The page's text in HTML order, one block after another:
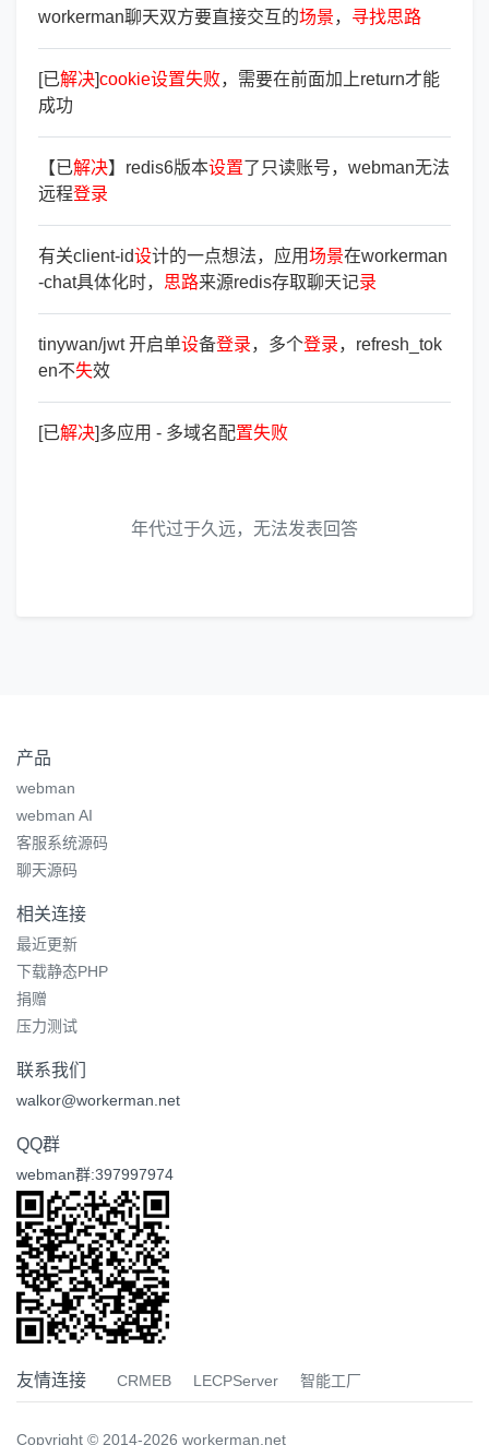
workerman聊天双方要直接交互的场景， 寻找思路
[已解决]cookie设置失败，需要在前面加上return才能
成功
【已解决】redis6版本设置了只读账号，webman无法
远程登录
有关client-id设计的一点想法，应用场景在workerman
-chat具体化时， 思路来源redis存取聊天记录
tinywan/jwt 开启单设备登录，多个登录，refresh_tok
en不失效
[已解决]多应用 - 多域名配置失败
年代过于久远，无法发表回答
产品
webman
webman AI
客服系统源码
聊天源码
相关连接
最近更新
下载静态PHP
捐赠
压力测试
联系我们
walkor@workerman.net
QQ群
webman群:397997974
友情连接 CRMEB LECPServer 智能工厂
Copyright © 2014-2026 workerman.net